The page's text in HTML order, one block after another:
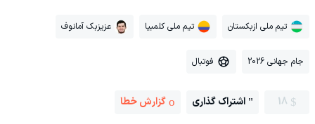
تیم ملی ازبکستان تیم ملی کلمبیا عزیزبک آمانوف
جام جهانی 2026 فوتبال
18 اشتراک گذاری گزارش خطا